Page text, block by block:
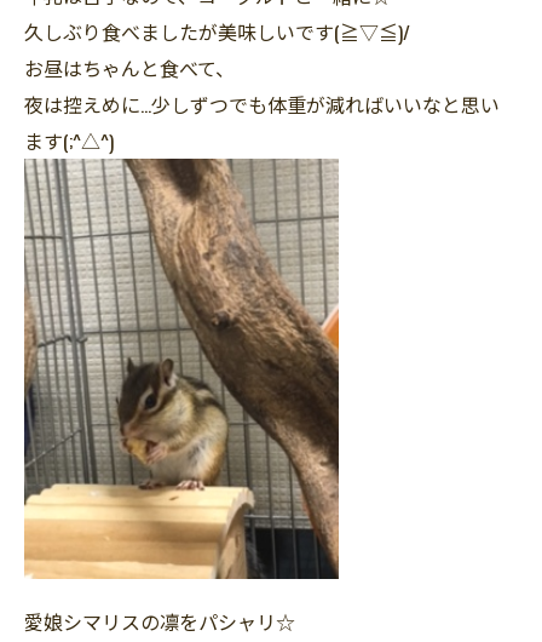
久しぶり食べましたが美味しいです(≧▽≦)/
お昼はちゃんと食べて、
夜は控えめに…少しずつでも体重が減ればいいなと思い
ます(;^△^)
愛娘シマリスの凛をパシャリ☆